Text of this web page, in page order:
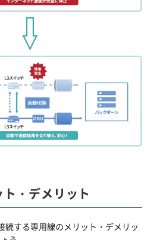
・デメリット
続する専用線のメリット・デメリッ